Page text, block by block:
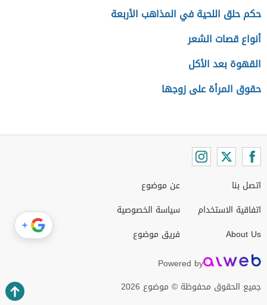
حكم حلق اللحية في المذاهب الأربعة
أنواع قصات الشعر
القهوة بعد الأكل
حقوق المرأة على زوجها
اتصل بنا
اتفاقية الاستخدام
About Us
عن موضوع
سياسة الخصوصية
فريق موضوع
Powered by
جميع الحقوق محفوظة © موضوع 2026
+